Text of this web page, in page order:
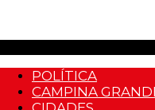
POLÍTICA
CAMPINA